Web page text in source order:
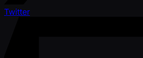
Twitter